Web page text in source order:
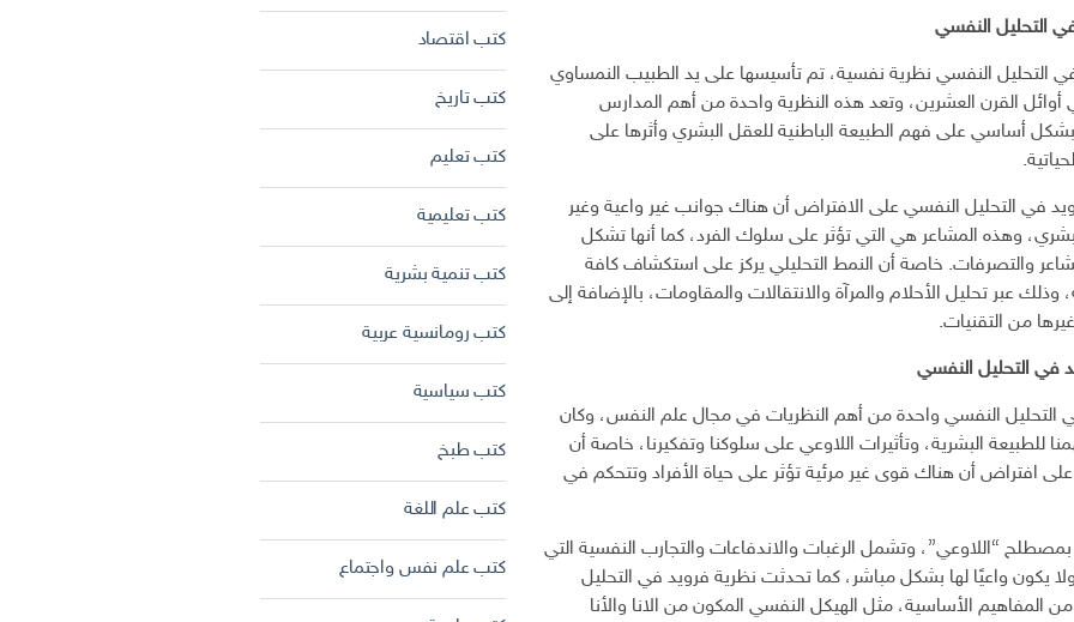
التحليل النفسي
في التحليل النفسي نظرية نفسية، تم تأسيسها على يد الطبيب النمساوي
القرن العشرين، وتعد هذه النظرية واحدة من أهم المدارس
بشكل أساسي على فهم الطبيعة الباطنية للعقل البشري وأثرها على
في التحليل النفسي على الافتراض أن هناك جوانب غير واعية وغير
وهذه المشاعر هي التي تؤثر على سلوك الفرد، كما أنها تشكل
والتصرفات. خاصة أن النمط التحليلي يركز على استكشاف كافة
وذلك عبر تحليل الأحلام والمرآة والانتقالات والمقاومات، بالإضافة إلى
من التقنيات.
في التحليل النفسي
التحليل النفسي واحدة من أهم النظريات في مجال علم النفس، وكان
للطبيعة البشرية، وتأثيرات اللاوعي على سلوكنا وتفكيرنا، خاصة أن
على افتراض أن هناك قوى غير مرئية تؤثر على حياة الأفراد وتتحكم في
“اللاوعي”، وتشمل الرغبات والاندفاعات والتجارب النفسية التي
يكون واعيًا لها بشكل مباشر، كما تحدثت نظرية فرويد في التحليل
المفاهيم الأساسية، مثل الهيكل النفسي المكون من الانا والأنا
كتب اقتصاد
كتب تاريخ
كتب تعليم
كتب تعليمية
كتب تنمية بشرية
كتب رومانسية عربية
كتب سياسية
كتب طبخ
كتب علم اللغة
كتب علم نفس واجتماع